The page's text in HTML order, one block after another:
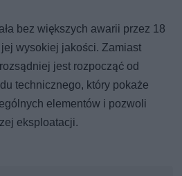
bez większych awarii przez 18
wysokiej jakości. Zamiast
jest rozpocząć od
technicznego, który pokaże
elementów i pozwoli
eksploatacji.